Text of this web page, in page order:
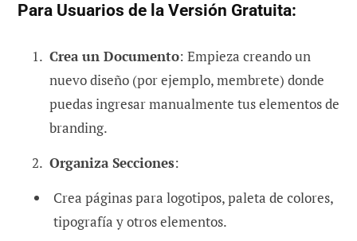
Para Usuarios de la Versión Gratuita:
Crea un Documento: Empieza creando un
nuevo diseño (por ejemplo, membrete) donde
puedas ingresar manualmente tus elementos de
branding.
Organiza Secciones:
Crea páginas para logotipos, paleta de colores,
tipografía y otros elementos.